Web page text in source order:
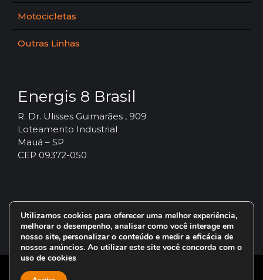
Motocicletas
Outras Linhas
Energis 8 Brasil
R. Dr. Ulisses Guimarães , 909
Loteamento Industrial
Mauá – SP
CEP 09372-050
© 2024 – Vorax Lubrificantes – Todos os direitos reservados.
Utilizamos cookies para oferecer uma melhor experiência,
melhorar o desempenho, analisar como você interage em
nosso site, personalizar o conteúdo e medir a eficácia de
nossos anúncios. Ao utilizar este site você concorda com o
uso de cookies